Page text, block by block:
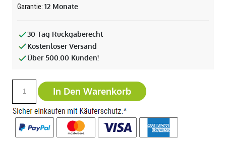
Garantie: 12 Monate
30 Tag Rückgaberecht
Kostenloser Versand
Über 500.00 Kunden!
In Den Warenkorb